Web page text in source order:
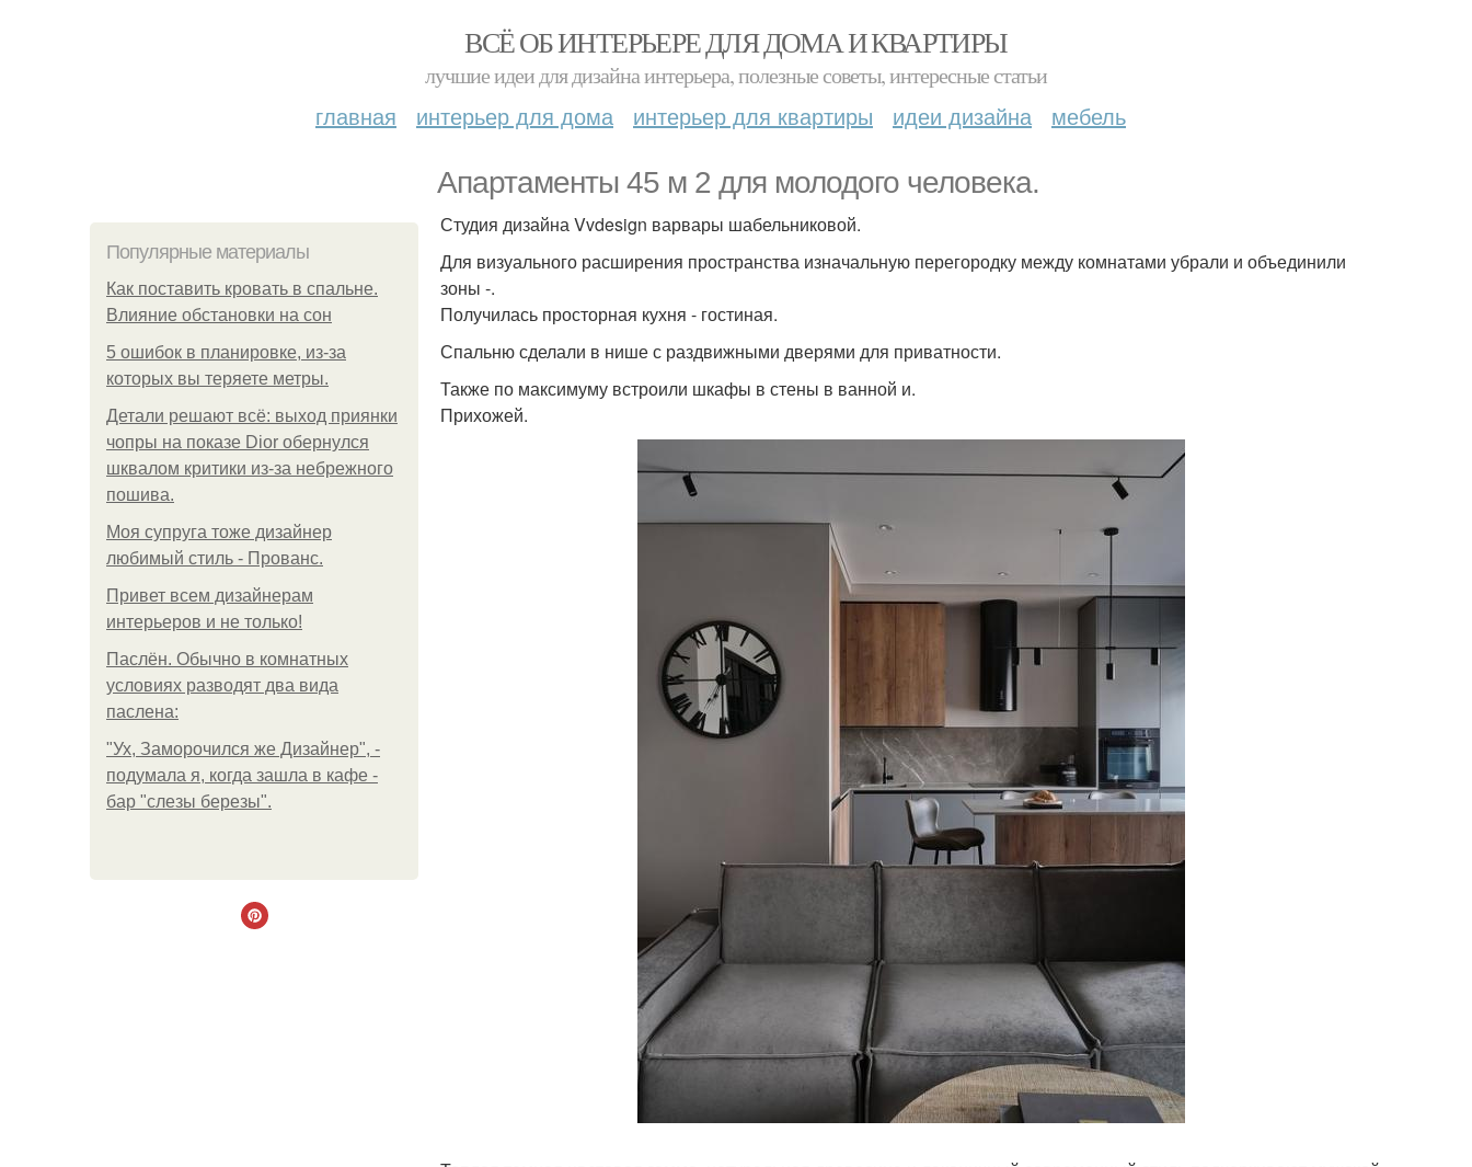
ВСЁ ОБ ИНТЕРЬЕРЕ ДЛЯ ДОМА И КВАРТИРЫ
лучшие идеи для дизайна интерьера, полезные советы, интересные статьи
главная интерьер для дома интерьер для квартиры идеи дизайна мебель
Апартаменты 45 м 2 для молодого человека.
Популярные материалы
Как поставить кровать в спальне.
Влияние обстановки на сон
5 ошибок в планировке, из-за
которых вы теряете метры.
Детали решают всё: выход приянки
чопры на показе Dior обернулся
шквалом критики из-за небрежного
пошива.
Моя супруга тоже дизайнер
любимый стиль - Прованс.
Привет всем дизайнерам
интерьеров и не только!
Паслён. Обычно в комнатных
условиях разводят два вида
паслена:
"Ух, Заморочился же Дизайнер", -
подумала я, когда зашла в кафе -
бар "слезы березы".
Студия дизайна Vvdesign варвары шабельниковой.
Для визуального расширения пространства изначальную перегородку между комнатами убрали и объединили
зоны -.
Получилась просторная кухня - гостиная.
Спальню сделали в нише с раздвижными дверями для приватности.
Также по максимуму встроили шкафы в стены в ванной и.
Прихожей.